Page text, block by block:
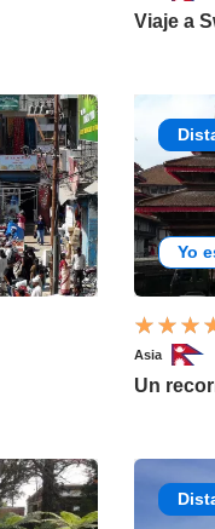
Viaje a
Yo
Asia
Un